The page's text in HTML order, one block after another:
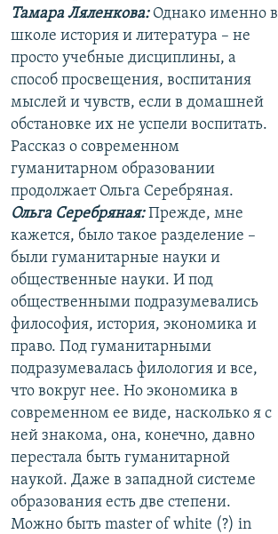
Тамара Ляленкова:Однако именно в
школе история и литература – не
просто учебные дисциплины, а
способ просвещения, воспитания
мыслей и чувств, если в домашней
обстановке их не успели воспитать.
Рассказ о современном
гуманитарном образовании
продолжает Ольга Серебряная.
Ольга Серебряная:Прежде, мне
кажется, было такое разделение –
были гуманитарные науки и
общественные науки. И под
общественными подразумевались
философия, история, экономика и
право. Под гуманитарными
подразумевалась филология и все,
что вокруг нее. Но экономика в
современном ее виде, насколько я с
ней знакома, она, конечно, давно
перестала быть гуманитарной
наукой. Даже в западной системе
образования есть две степени.
Можно быть master of white (?) in